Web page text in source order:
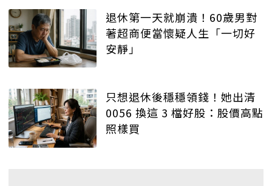
退休第一天就崩潰！60歲男對
著超商便當懷疑人生「一切好
安靜」
只想退休後穩穩領錢！她出清
0056 換這 3 檔好股：股價高點
照樣買